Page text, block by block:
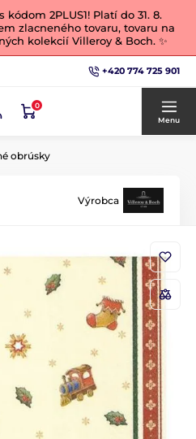
kódom 2PLUS1! Platí do 31. 8.
zlacneného tovaru, tovaru na
kolekcií Villeroy & Boch. ✨
+420 774 725 901
0
Menu
obrúsky
Výrobca